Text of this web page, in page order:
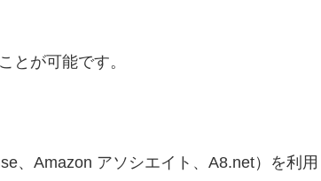
とが可能です。
、Amazon アソシエイト、A8.net）を利用